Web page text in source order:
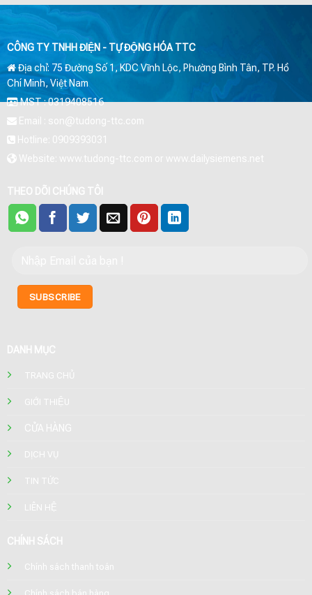
CÔNG TY TNHH ĐIỆN - TỰ ĐỘNG HÓA TTC
Địa chỉ: 75 Đường Số 1, KDC Vĩnh Lộc, Phường Bình Tân, TP. Hồ
Chí Minh, Việt Nam
MST : 0319408516
Email : son@tudong-ttc.com
Hotline: 0909393031
Website: www.tudong-ttc.com or www.dailysiemens.net
THEO DÕI CHÚNG TÔI
DANH MỤC
TRANG CHỦ
GIỚI THIỆU
CỬA HÀNG
DỊCH VỤ
TIN TỨC
LIÊN HỆ
CHÍNH SÁCH
Chính sách thanh toán